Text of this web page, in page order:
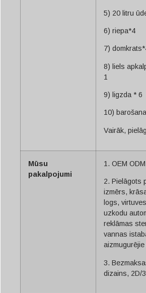
5) 20 litru
6) riepa*4
7)
8) liels
1
9) ligzda * 6
10)
Vairāk,
Mūsu
pakalpojumi
1. OEM
2. Pielāgots
izmērs,
logs,
uzkodu
reklāmas
vannas
3.
dizains, 2D/